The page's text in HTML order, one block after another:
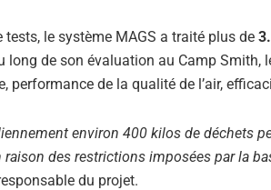
tests, le système MAGS a traité plus de
long de son évaluation au Camp
performance de la qualité de l’air,
environ 400 kilos de déchets
raison des restrictions imposées par la
du projet.